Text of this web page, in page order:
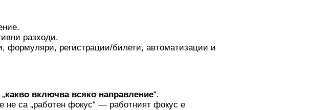
разходи.
формуляри, регистрации/билети, автоматизации и
какво включва всяко направление“.
не са „работен фокус“ — работният фокус е